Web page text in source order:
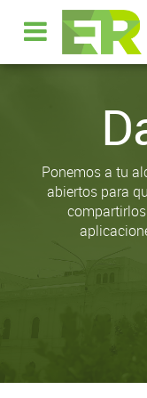
Ponemos a tu
abiertos para